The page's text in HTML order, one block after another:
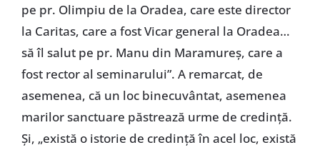
pe pr. Olimpiu de la Oradea, care este director
la Caritas, care a fost Vicar general la Oradea…
să îl salut pe pr. Manu din Maramureș, care a
fost rector al seminarului”. A remarcat, de
asemenea, că un loc binecuvântat, asemenea
marilor sanctuare păstrează urme de credință.
Și, „există o istorie de credință în acel loc, există